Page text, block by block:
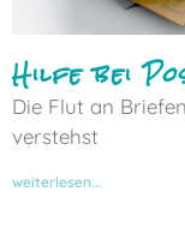
Hilfe bei
Die Flut an
verstehst
weiterlesen...